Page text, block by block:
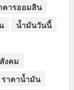
คารออมสิน
น้ำมันวันนี้
งคม
ราคาน้ำมัน